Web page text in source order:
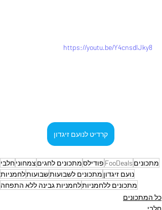
https://youtu.be/Y4cnsdIJky8
קרדיט לנועם זיגדון
מתכונים FooDeals פודילסמתכונים לחגים צמחוניחלבי
נועם זיגדון מתכונים לשבועותשבועותלחמניות
מתכונים ללחמניותלחמניות גבינה ללא התפחה
כל המתכונים